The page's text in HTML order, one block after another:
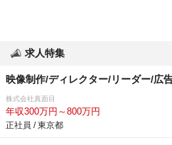
求人特集
映像制作/ディレクター/リーダー/広
株式会社真面目
年収300万円～800万円
正社員 / 東京都